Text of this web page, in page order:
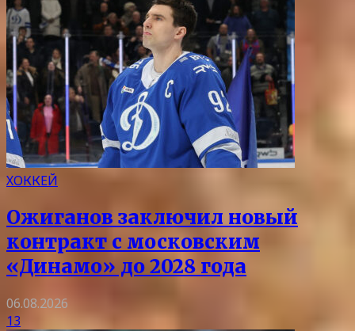
ХОККЕЙ
Ожиганов заключил новый
контракт с московским
«Динамо» до 2028 года
06.08.2026
13